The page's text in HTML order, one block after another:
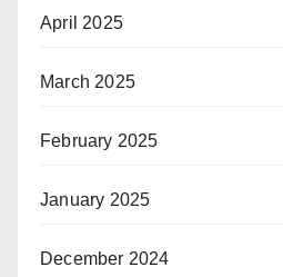
April 2025
March 2025
February 2025
January 2025
December 2024